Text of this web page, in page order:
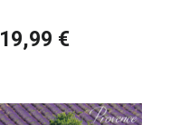
Senanque
19,99 €